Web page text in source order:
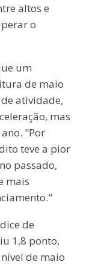
altos e
o
um
de maio
atividade,
mas
"Por
teve a pior
passado,
mais
de
1,8 ponto,
de maio